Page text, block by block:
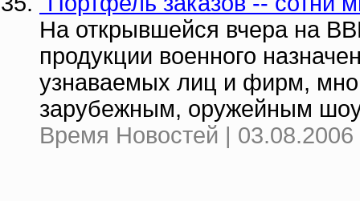
На открывшейся вчера на
продукции военного
узнаваемых лиц и фирм,
зарубежным, оружейным
Время Новостей | 03.08.2006